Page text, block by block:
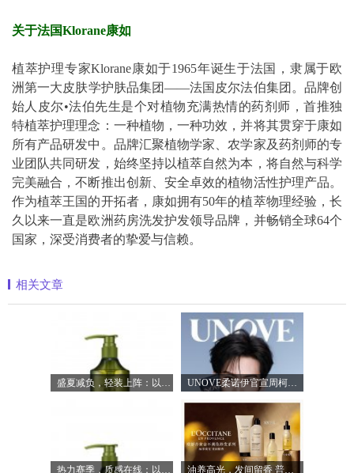
关于法国Klorane康如
植萃护理专家Klorane康如于1965年诞生于法国，隶属于欧
洲第一大皮肤学护肤品集团——法国皮尔法伯集团。品牌创
始人皮尔•法伯先生是个对植物充满热情的药剂师，首推独
特植萃护理理念：一种植物，一种功效，并将其贯穿于康如
所有产品研发中。品牌汇聚植物学家、农学家及药剂师的专
业团队共同研发，始终坚持以植萃自然为本，将自然与科学
完美融合，不断推出创新、安全卓效的植物活性护理产品。
作为植萃王国的开拓者，康如拥有50年的植萃物理经验，长
久以来一直是欧洲药房洗发护发领导品牌，并畅销全球64个
国家，深受消费者的挚爱与信赖。
相关文章